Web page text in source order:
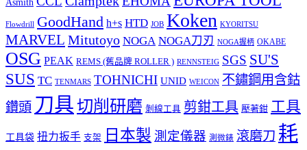
Flowdrill GoodHand h+s HTD JOB Koken KYORITSU
MARVEL Mitutoyo NOGA NOGA刀刃 NOGA握柄 OKABE
OSG PEAK REMS (舊品牌 ROLLER ) RENNSTEIG SGS SU'S
SUS TC TENMARS TOHNICHI UNID WEICON 不鏽鋼用含鈷
鑽頭 刀具切削研磨 剝線工具 剪鉗工具 壓著鉗 工具
工具袋 扭力扳手 支架 日本製 測定儀器 測微錶 滾磨刀 耗